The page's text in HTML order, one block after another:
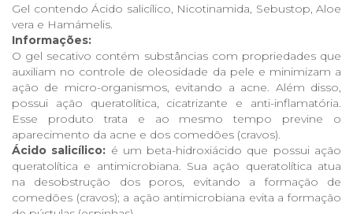
Gel contendo Ácido salicílico, Nicotinamida, Sebustop, Aloe
vera e Hamámelis.
Informações:
O gel secativo contém substâncias com propriedades que
auxiliam no controle de oleosidade da pele e minimizam a
ação de micro-organismos, evitando a acne. Além disso,
possui ação queratolítica, cicatrizante e anti-inflamatória.
Esse produto trata e ao mesmo tempo previne o
aparecimento da acne e dos comedões (cravos).
Ácido salicílico: é um beta-hidroxiácido que possui ação
queratolítica e antimicrobiana. Sua ação queratolítica atua
na desobstrução dos poros, evitando a formação de
comedões (cravos); a ação antimicrobiana evita a formação